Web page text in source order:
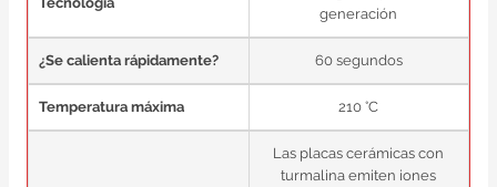
generación
¿Se calienta rápidamente? 60 segundos
Temperatura máxima 210 °C
Las placas cerámicas con
turmalina emiten iones